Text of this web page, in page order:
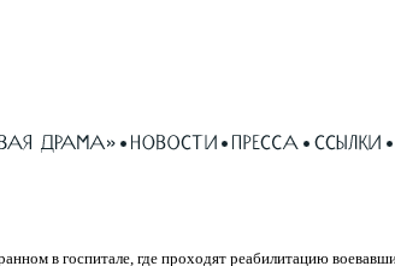
в госпитале, где проходят реабилитацию